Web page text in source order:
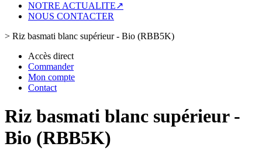
NOTRE ACTUALITE↗
NOUS CONTACTER
> Riz basmati blanc supérieur - Bio (RBB5K)
Accès direct
Commander
Mon compte
Contact
Riz basmati blanc supérieur -
Bio (RBB5K)